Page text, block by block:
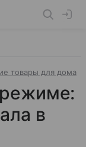
товары для дома
режиме:
в